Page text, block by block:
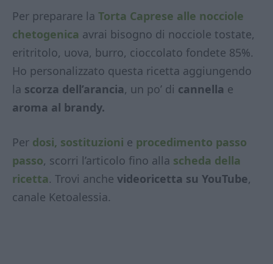
Per preparare la Torta Caprese alle nocciole
chetogenica avrai bisogno di nocciole tostate,
eritritolo, uova, burro, cioccolato fondete 85%.
Ho personalizzato questa ricetta aggiungendo
la scorza dell’arancia, un po’ di cannella e
aroma al brandy.
Per dosi, sostituzioni e procedimento passo
passo, scorri l’articolo fino alla scheda della
ricetta. Trovi anche videoricetta su YouTube,
canale Ketoalessia.